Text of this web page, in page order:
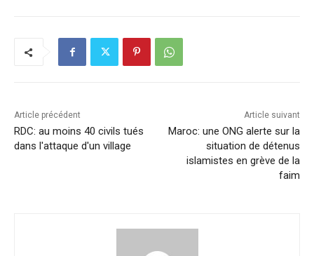
k
dI
n
A
p
Li
n
Article précédent
RDC: au moins 40 civils tués
dans l'attaque d'un village
Article suivant
Maroc: une ONG alerte sur la
situation de détenus
islamistes en grève de la
faim